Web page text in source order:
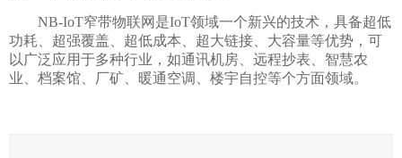
NB-IoT窄带物联网是IoT领域一个新兴的技术，具备超低
功耗、超强覆盖、超低成本、超大链接、大容量等优势，可
以广泛应用于多种行业，如通讯机房、远程抄表、智慧农
业、档案馆、厂矿、暖通空调、楼宇自控等个方面领域。